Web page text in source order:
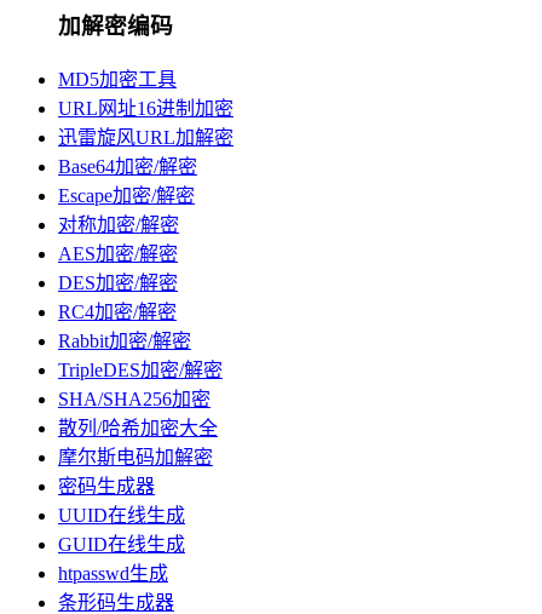
加解密编码
MD5加密工具
URL网址16进制加密
迅雷旋风URL加解密
Base64加密/解密
Escape加密/解密
对称加密/解密
AES加密/解密
DES加密/解密
RC4加密/解密
Rabbit加密/解密
TripleDES加密/解密
SHA/SHA256加密
散列/哈希加密大全
摩尔斯电码加解密
密码生成器
UUID在线生成
GUID在线生成
htpasswd生成
条形码生成器